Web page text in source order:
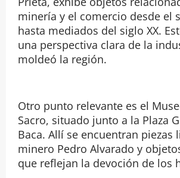
minería y el comercio desde el
hasta mediados del siglo XX.
una perspectiva clara de la
moldeó la región.
Otro punto relevante es el
Sacro, situado junto a la Plaza
Baca. Allí se encuentran piezas
minero Pedro Alvarado y
que reflejan la devoción de los